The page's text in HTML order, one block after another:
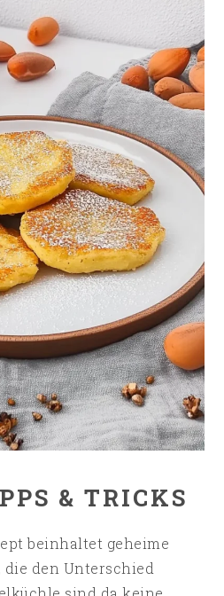
& TRICKS
beinhaltet geheime
die den Unterschied